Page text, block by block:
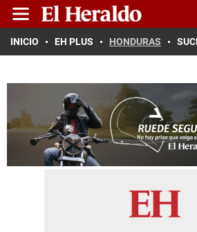
INICIO EH PLUS HONDURAS